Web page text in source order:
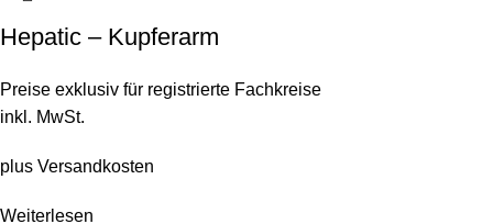
Hepatic – Kupferarm
Preise exklusiv für registrierte Fachkreise
inkl. MwSt.
plus Versandkosten
Weiterlesen